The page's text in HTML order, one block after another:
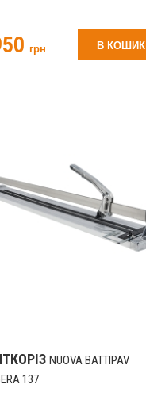
грн В КОШИК
NUOVA BATTIPAV
137